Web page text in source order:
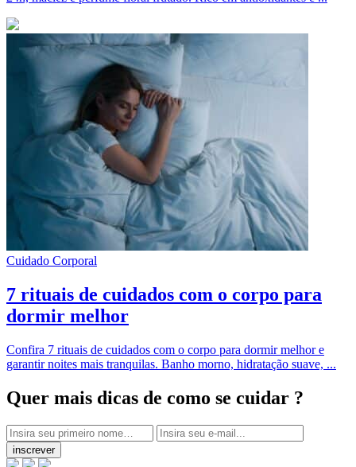
Cuidado Corporal
7 rituais de cuidados com o corpo para
dormir melhor
Confira 7 rituais de cuidados com o corpo para dormir melhor e
garantir noites mais tranquilas. Banho morno, hidratação suave, ...
Quer mais dicas de como se cuidar ?
inscrever